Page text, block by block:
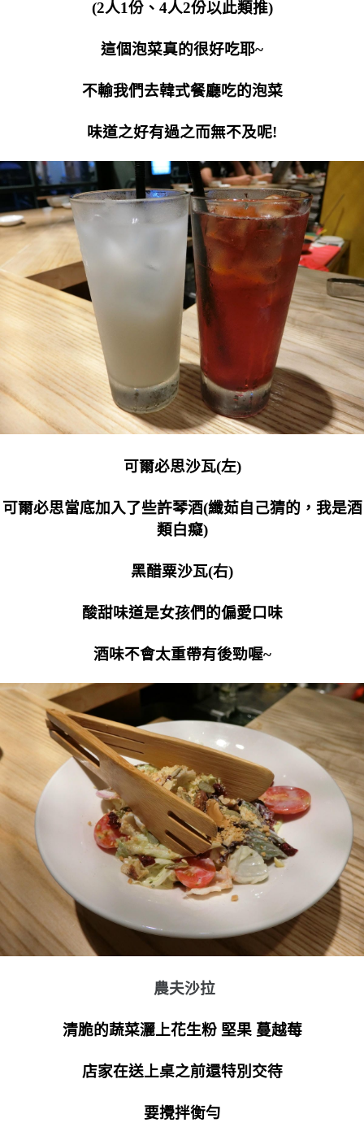
(2人1份、4人2份以此類推)
這個泡菜真的很好吃耶~
不輸我們去韓式餐廳吃的泡菜
味道之好有過之而無不及呢!
可爾必思沙瓦(左)
可爾必思當底加入了些許琴酒(纖茹自己猜的，我是酒
類白癡)
黑醋粟沙瓦(右)
酸甜味道是女孩們的偏愛口味
酒味不會太重帶有後勁喔~
農夫沙拉
清脆的蔬菜灑上花生粉 堅果 蔓越莓
店家在送上桌之前還特別交待
要攪拌衡勻